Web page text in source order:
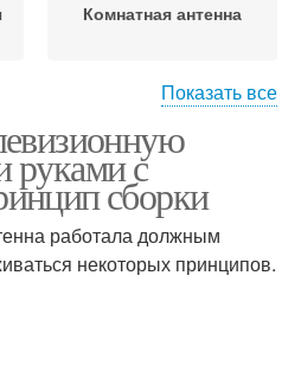
Комнатная антенна
Антенны для дачи
Антенна для дачи
Показать все
руками с
сборки
работала должным
некоторых принципов.